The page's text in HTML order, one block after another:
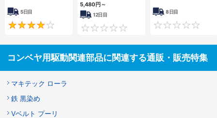
5日目
4
5,480円～
12日目
0
8日目
コンベヤ用駆動関連部品に関連する通販・販売特集
マキテック ローラ
鉄 黒染め
Vベルト プーリ